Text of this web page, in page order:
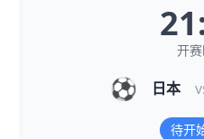
开
⚽ 日本
待开